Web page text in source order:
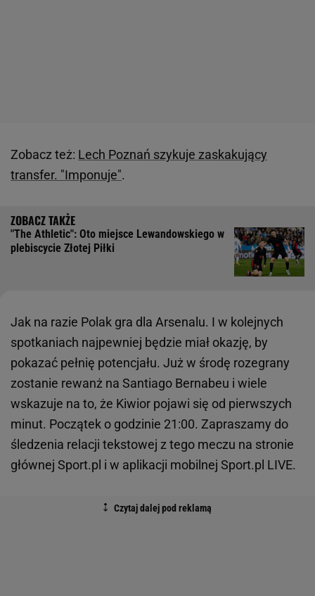
Zobacz też: Lech Poznań szykuje zaskakujący
transfer. "Imponuje".
"The Athletic": Oto miejsce Lewandowskiego w
plebiscycie Złotej Piłki
Jak na razie Polak gra dla Arsenalu. I w kolejnych
spotkaniach najpewniej będzie miał okazję, by
pokazać pełnię potencjału. Już w środę rozegrany
zostanie rewanż na Santiago Bernabeu i wiele
wskazuje na to, że Kiwior pojawi się od pierwszych
minut. Początek o godzinie 21:00. Zapraszamy do
śledzenia relacji tekstowej z tego meczu na stronie
głównej Sport.pl i w aplikacji mobilnej Sport.pl LIVE.